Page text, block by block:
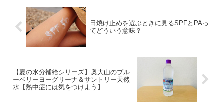
日焼け止めを選ぶときに見るSPFとPAっ
てどういう意味？
【夏の水分補給シリーズ】奥大山のブル
ーベリーヨーグリーナ＆サントリー天然
水【熱中症には気をつけよう】